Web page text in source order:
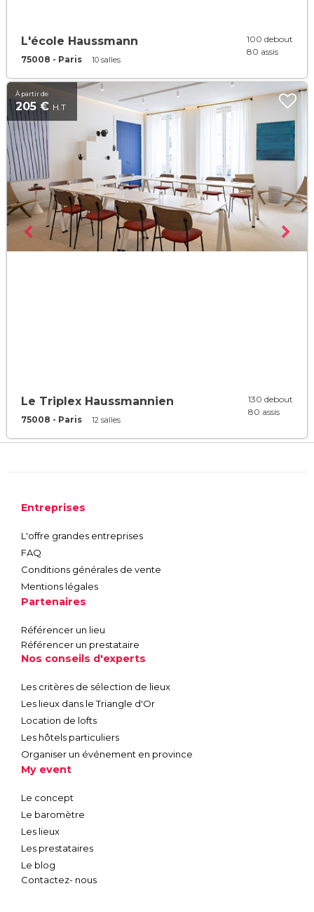
L'école Haussmann
75008 - Paris 10 salles
100 debout
80 assis
À partir de
205 € H.T
Le Triplex Haussmannien
75008 - Paris 12 salles
130 debout
80 assis
Entreprises
L'offre grandes entreprises
FAQ
Conditions générales de vente
Mentions légales
Partenaires
Référencer un lieu
Référencer un prestataire
Nos conseils d'experts
Les critères de sélection de lieux
Les lieux dans le Triangle d'Or
Location de lofts
Les hôtels particuliers
Organiser un événement en province
My event
Le concept
Le baromètre
Les lieux
Les prestataires
Le blog
Contactez- nous